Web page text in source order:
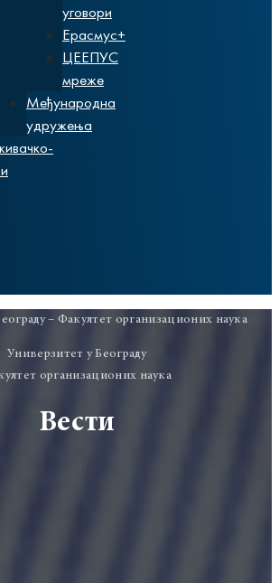
уговори
Ерасмус+
ЦЕЕПУС
мреже
Међународна
удружења
– Факултет организационих наука
Универзитет у Београду
организационих наука
Вести